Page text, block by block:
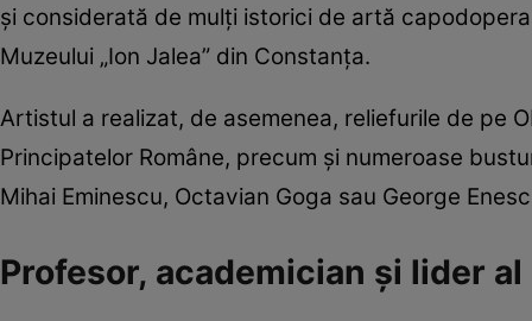
și considerată de mulți istorici de artă
Muzeului „Ion Jalea” din Constanța.
Artistul a realizat, de asemenea, reliefurile de pe
Principatelor Române, precum și numeroase
Mihai Eminescu, Octavian Goga sau George
Profesor, academician și lider